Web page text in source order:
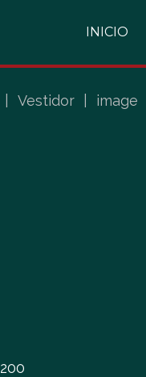
INICIO
Vestidor image
200